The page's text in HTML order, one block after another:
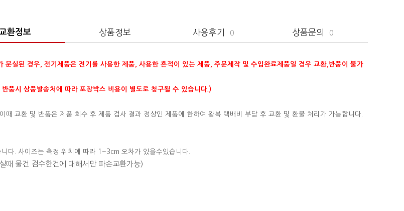
환정보 상품정보 사용후기 0 상품문의 0
실된 경우, 전기제품은 전기를 사용한 제품, 사용한 흔적이 있는 제품, 주문제작 및 수입완료제품일 경우 교환,반품이 불가
품시 상품발송처에 따라 포장박스 비용이 별도로 청구될 수 있습니다.)
교환 및 반품은 제품 회수 후 제품 검사 결과 정상인 제품에 한하여 왕복 택배비 부담 후 교환 및 환불 처리가 가능합니다.
다. 사이즈는 측정 위치에 따라 1~3cm 오차가 있을수있습니다.
때 물건 검수한건에 대해서만 파손교환가능)